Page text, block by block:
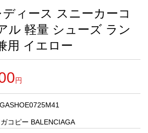
ディース スニーカーコ
ル 軽量 シューズ ラン
用 イエロー
円
コピー BALENCIAGA